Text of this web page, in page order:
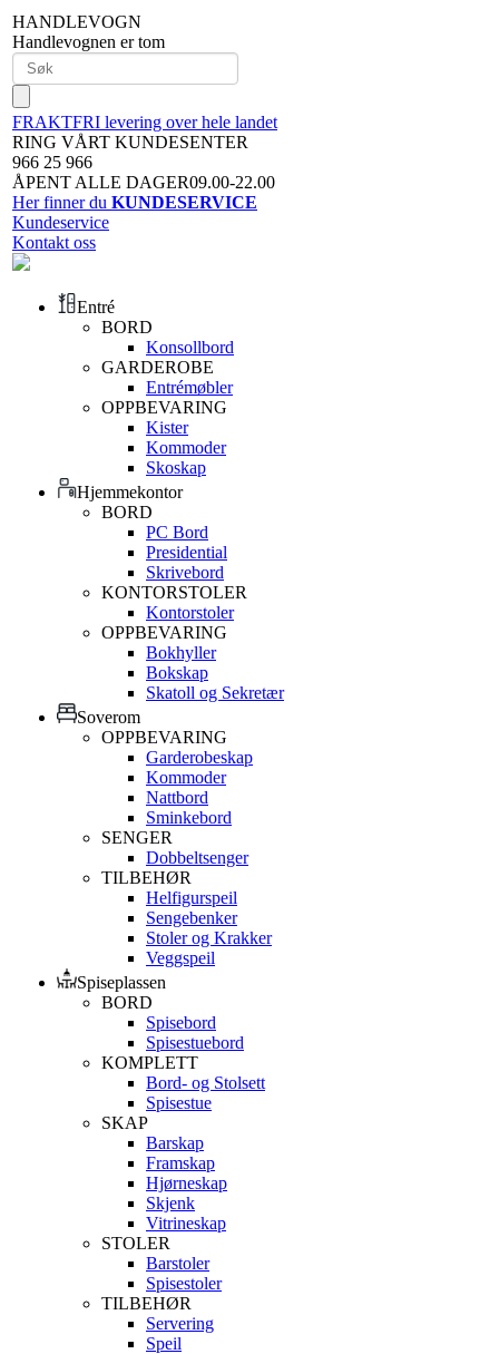
HANDLEVOGN
Handlevognen er tom
FRAKTFRI levering over hele landet
RING VÅRT KUNDESENTER
966 25 966
ÅPENT ALLE DAGER09.00-22.00
Her finner du KUNDESERVICE
Kundeservice
Kontakt oss
Entré
BORD
Konsollbord
GARDEROBE
Entrémøbler
OPPBEVARING
Kister
Kommoder
Skoskap
Hjemmekontor
BORD
PC Bord
Presidential
Skrivebord
KONTORSTOLER
Kontorstoler
OPPBEVARING
Bokhyller
Bokskap
Skatoll og Sekretær
Soverom
OPPBEVARING
Garderobeskap
Kommoder
Nattbord
Sminkebord
SENGER
Dobbeltsenger
TILBEHØR
Helfigurspeil
Sengebenker
Stoler og Krakker
Veggspeil
Spiseplassen
BORD
Spisebord
Spisestuebord
KOMPLETT
Bord- og Stolsett
Spisestue
SKAP
Barskap
Framskap
Hjørneskap
Skjenk
Vitrineskap
STOLER
Barstoler
Spisestoler
TILBEHØR
Servering
Speil